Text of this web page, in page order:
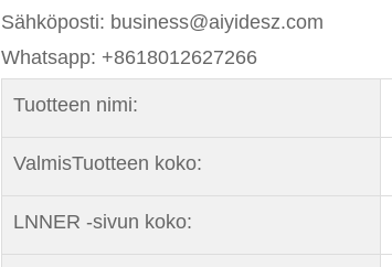
Sähköposti: business@aiyidesz.com
Whatsapp: +8618012627266
Tuotteen nimi:
ValmisTuotteen koko:
LNNER -sivun koko: